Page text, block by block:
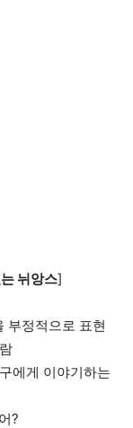
뉘앙스]
부정적으로 표현
에게 이야기하는
?